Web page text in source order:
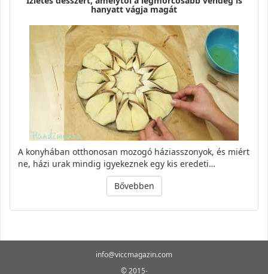
hanyatt vágja magát
A konyhában otthonosan mozogó háziasszonyok, és miért
ne, házi urak mindig igyekeznek egy kis eredeti…
Bővebben
info@viccmagazin.com
© 2015-